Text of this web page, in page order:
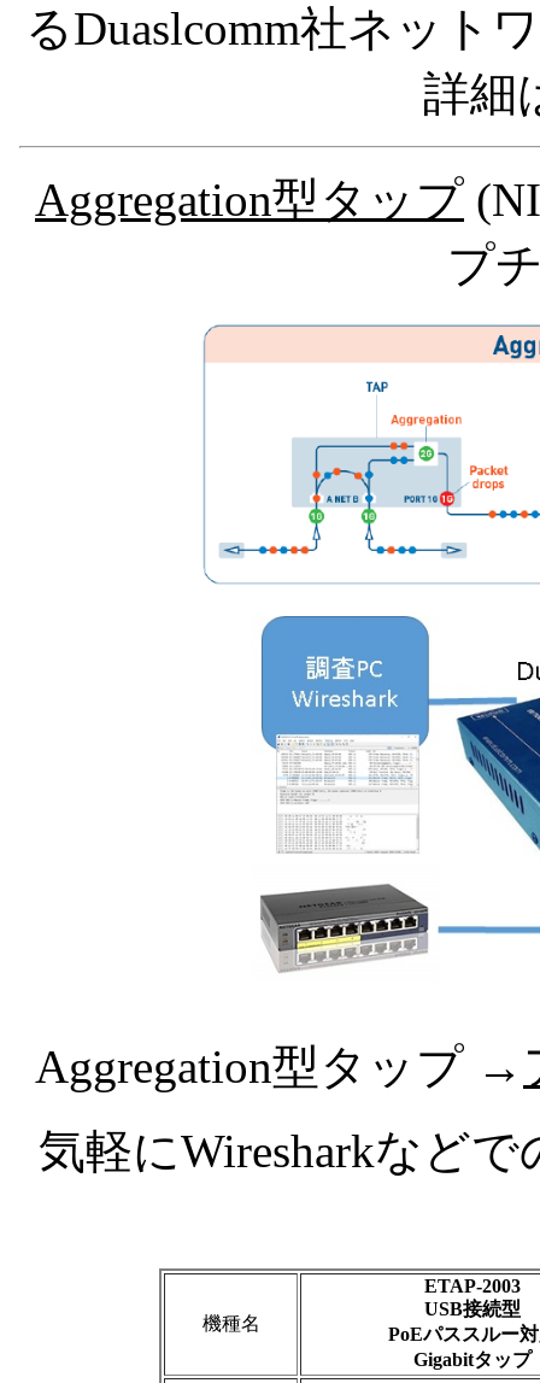
るDuaslcomm社ネット
詳細
Aggregation型タップ
プ
Aggregation型タップ →
気軽にWiresharkなど
機種名
ETAP-2003
USB接続型
PoEパススルー
Gigabitタップ